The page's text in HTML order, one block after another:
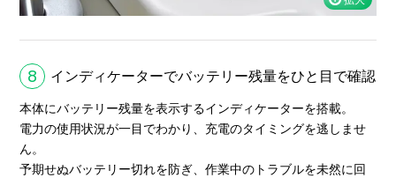
8 インディケーターでバッテリー残量をひと目で確認
本体にバッテリー残量を表示するインディケーターを搭載。
電力の使用状況が一目でわかり、充電のタイミングを逃しませ
ん。
予期せぬバッテリー切れを防ぎ、作業中のトラブルを未然に回